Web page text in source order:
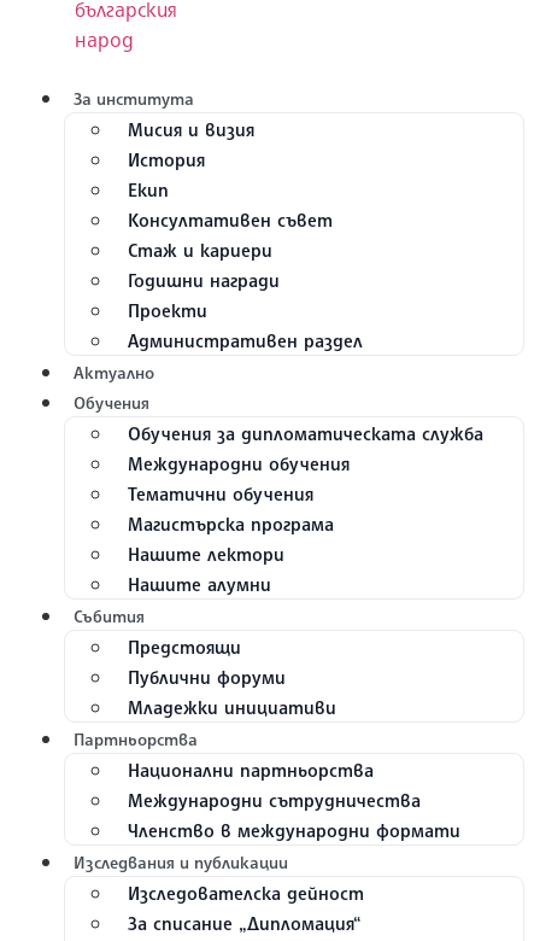
За института
Мисия и визия
История
Екип
Консултативен съвет
Стаж и кариери
Годишни награди
Проекти
Административен раздел
Актуално
Обучения
Обучения за дипломатическата служба
Международни обучения
Тематични обучения
Магистърска програма
Нашите лектори
Нашите алумни
Събития
Предстоящи
Публични форуми
Младежки инициативи
Партньорства
Национални партньорства
Международни сътрудничества
Членство в международни формати
Изследвания и публикации
Изследователска дейност
За списание „Дипломация“